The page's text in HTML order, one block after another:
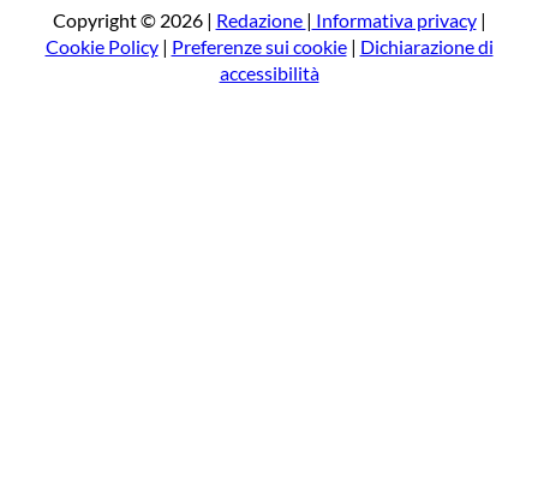
a
Copyright © 2026 | Redazione | Informativa privacy|
Cookie Policy| Preferenze sui cookie| Dichiarazione di
accessibilità